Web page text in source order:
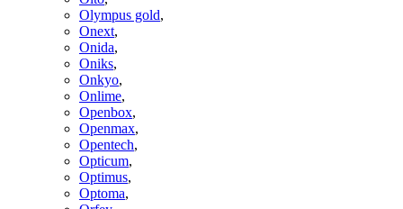
Olympus gold,
Onext,
Onida,
Oniks,
Onkyo,
Onlime,
Openbox,
Openmax,
Opentech,
Opticum,
Optimus,
Optoma,